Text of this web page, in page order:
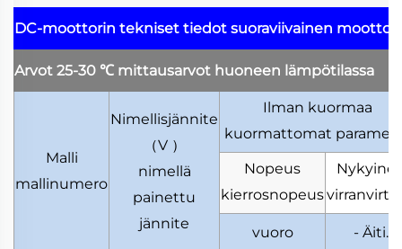
DC-moottorin tekniset tiedot suoraviivainen
Arvot 25-30 ℃ mittausarvot huoneen lämpötilassa
Malli
mallinumero
Nimellisjännite
（V ）
nimellä
painettu
jännite
Ilman kuormaa
kuormattomat
Nopeus
kierrosnopeus
vuoro - Äiti.